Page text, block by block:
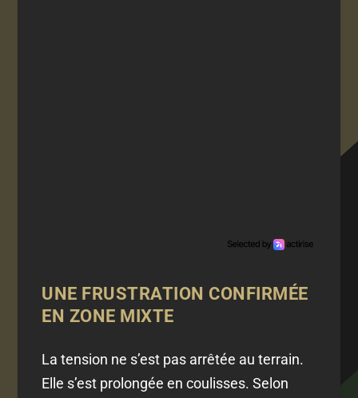
UNE FRUSTRATION CONFIRMÉE
EN ZONE MIXTE
La tension ne s’est pas arrêtée au terrain.
Elle s’est prolongée en coulisses. Selon